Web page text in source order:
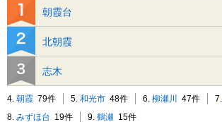
朝霞台
北朝霞
志木
4. 朝霞 79件 5. 和光市 48件 6. 柳瀬川 47件 7.
8. みずほ台 19件 9. 鶴瀬 15件